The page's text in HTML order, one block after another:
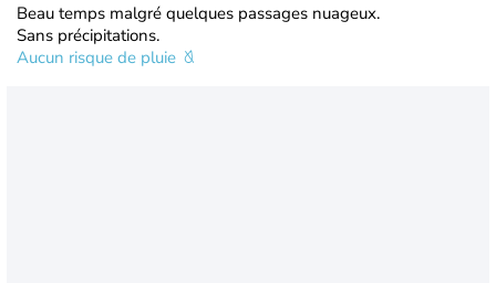
Beau temps malgré quelques passages nuageux.
Sans précipitations.
Aucun risque de pluie